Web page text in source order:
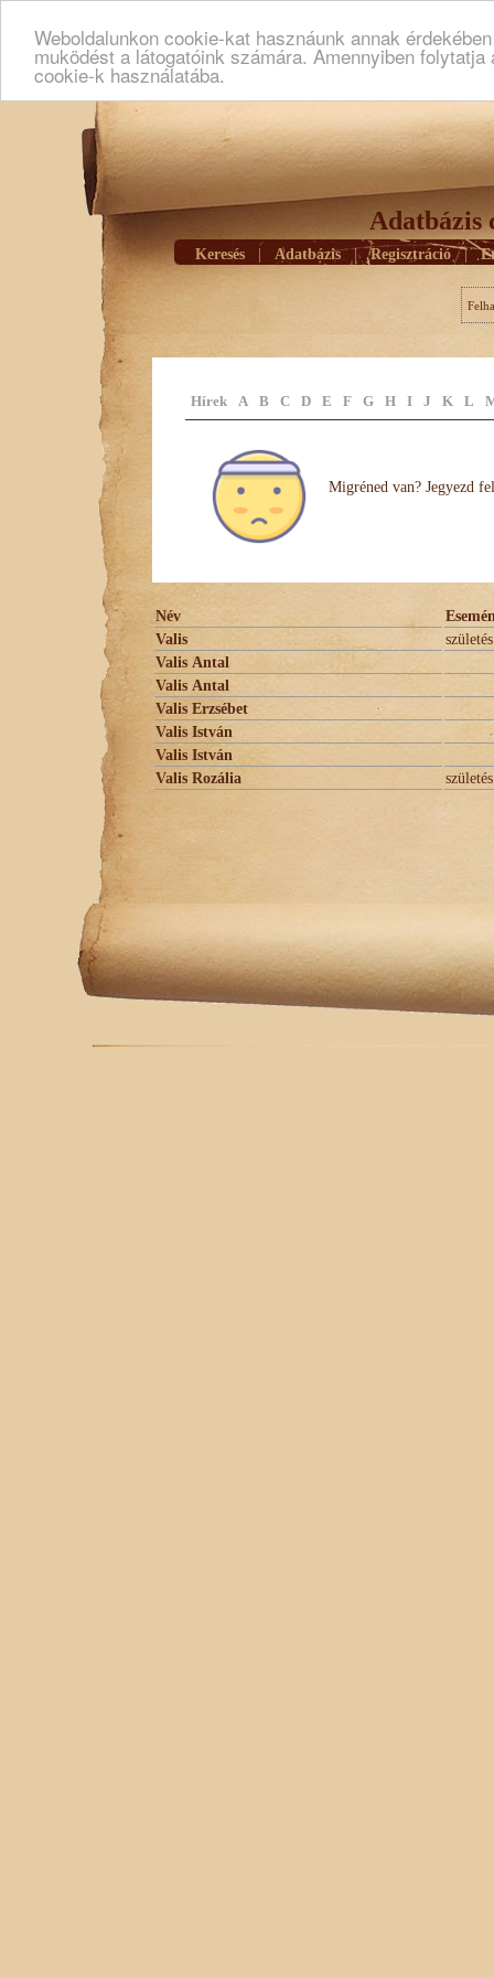
Weboldalunkon cookie-kat hasznáunk annak
muködést a látogatóink számára. Amennyiben
cookie-k használatába.
Adatbázis
Keresés Adatbázis | Regisztráció |
Hírek A B C D E F G H I J K L
Migréned van? Jegyezd
Név
Valis
születés
Valis Antal
Valis Antal
Valis Erzsébet
Valis István
Valis István
Valis Rozália
születés